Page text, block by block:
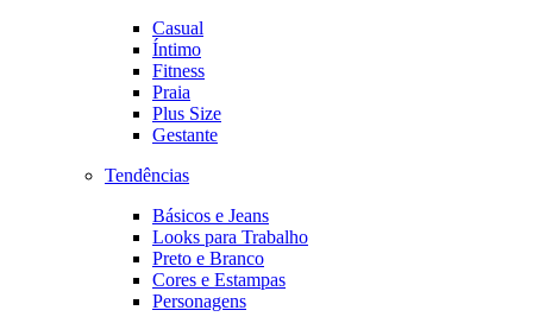
Casual
Íntimo
Fitness
Praia
Plus Size
Gestante
Tendências
Básicos e Jeans
Looks para Trabalho
Preto e Branco
Cores e Estampas
Personagens